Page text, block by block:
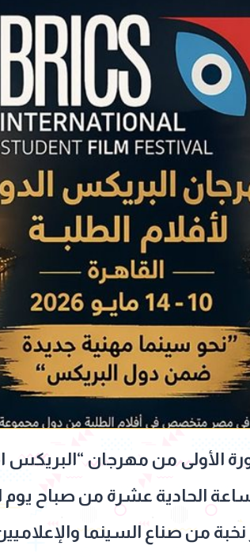
الأولى من مهرجان “البريكس
من صناع السينما